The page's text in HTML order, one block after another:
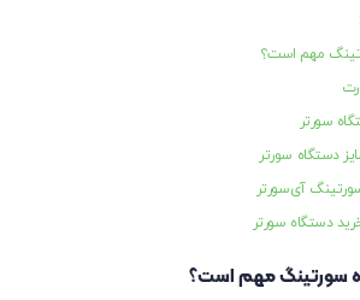
مهم است؟
سورتر
دستگاه سورتر
آی‌سورتر
دستگاه سورتر
سورتینگ مهم است؟